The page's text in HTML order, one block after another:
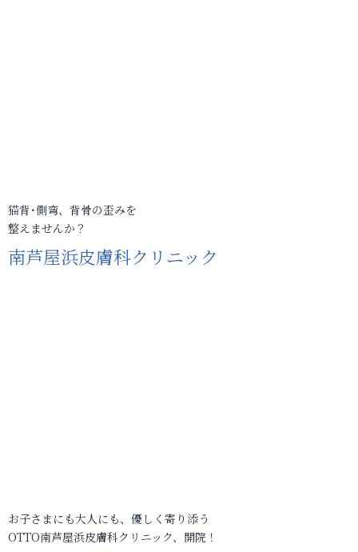
猫背･側弯、背骨の歪みを
整えませんか？
南芦屋浜皮膚科クリニック
お子さまにも大人にも、優しく寄り添う
OTTO南芦屋浜皮膚科クリニック、開院！